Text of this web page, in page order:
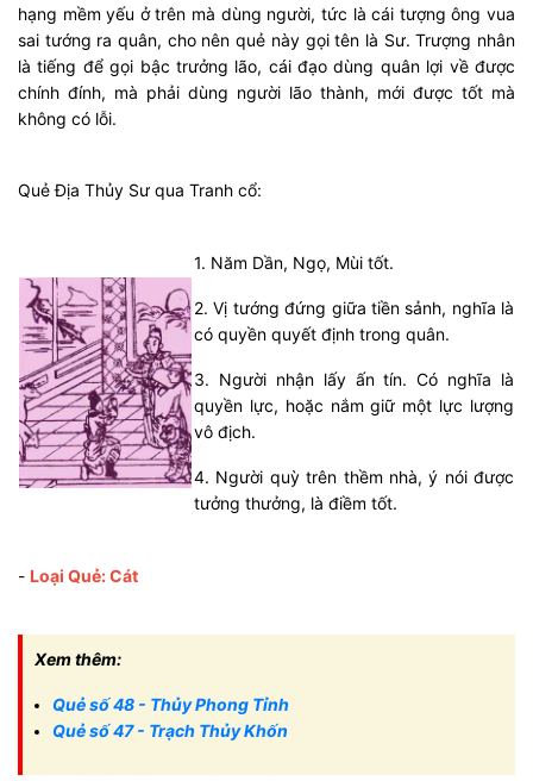
hạng mềm yếu ở trên mà dùng người, tức là cái tượng ông vua
sai tướng ra quân, cho nên quẻ này gọi tên là Sư. Trượng nhân
là tiếng để gọi bậc trưởng lão, cái đạo dùng quân lợi về được
chính đính, mà phải dùng người lão thành, mới được tốt mà
không có lỗi.
Quẻ Địa Thủy Sư qua Tranh cổ:
1. Năm Dần, Ngọ, Mùi tốt.
2. Vị tướng đứng giữa tiền sảnh, nghĩa là
có quyền quyết định trong quân.
3. Người nhận lấy ấn tín. Có nghĩa là
quyền lực, hoặc nắm giữ một lực lượng
vô địch.
4. Người quỳ trên thềm nhà, ý nói được
tưởng thưởng, là điềm tốt.
- Loại Quẻ: Cát
Xem thêm:
Quẻ số 48 - Thủy Phong Tỉnh
Quẻ số 47 - Trạch Thủy Khốn